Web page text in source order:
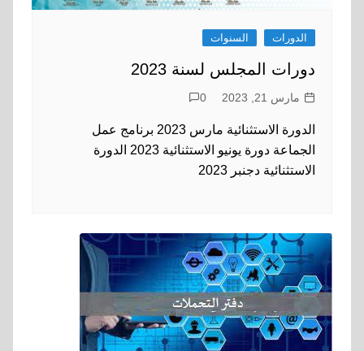
الدورات السنوات
دورات المجلس لسنة 2023
مارس 21, 2023 0
الدورة الاستثنائية مارس 2023 برنامج عمل
الجماعة دورة يونيو الاستثنائية 2023 الدورة
الاستثنائية دجنبر 2023